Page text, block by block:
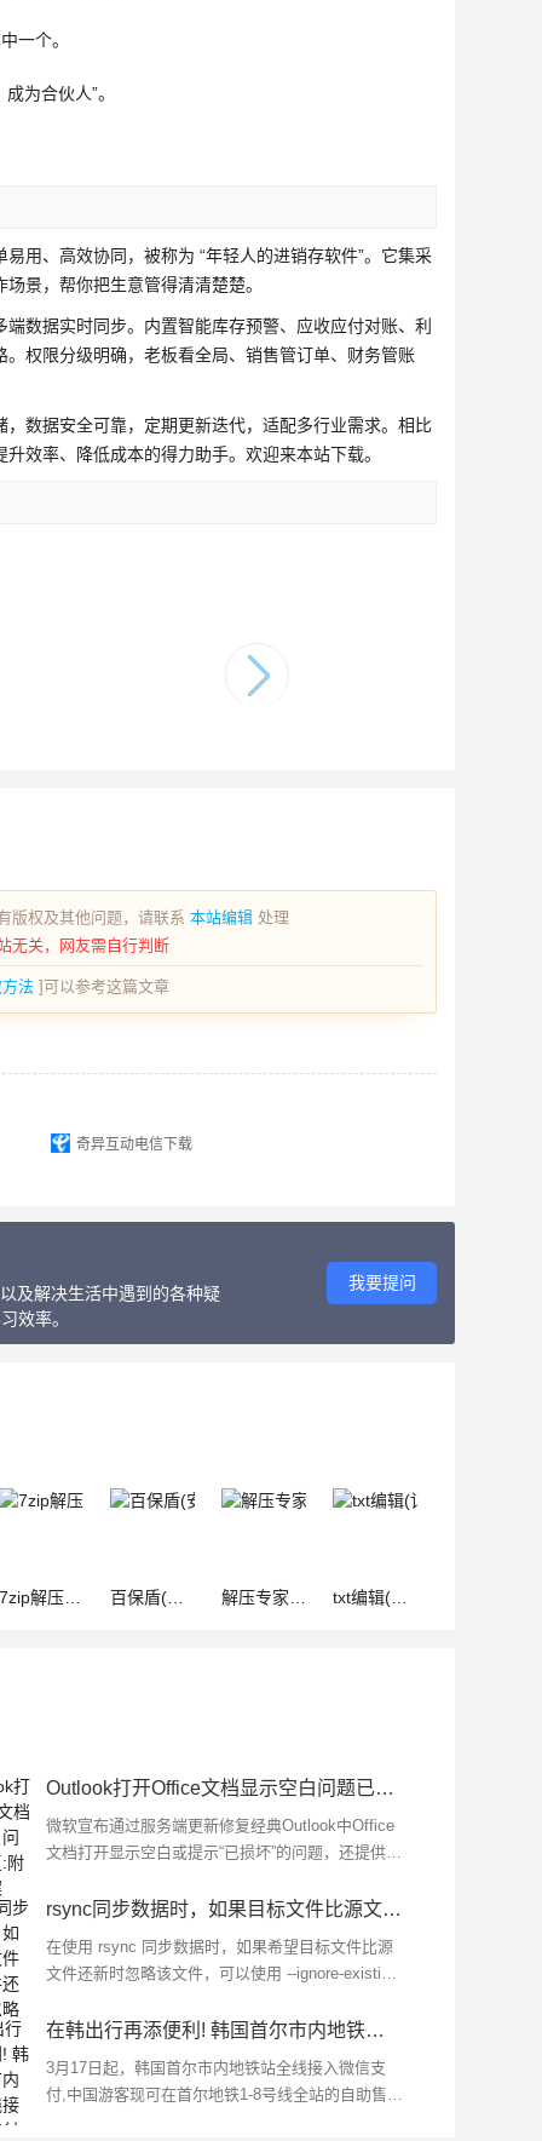
一个。
为合伙人”。
用、高效协同，被称为 “年轻人的进销存软件”。它集采
景，帮你把生意管得清清楚楚。
数据实时同步。内置智能库存预警、应收应付对账、利
权限分级明确，老板看全局、销售管订单、财务管账
数据安全可靠，定期更新迭代，适配多行业需求。相比
效率、降低成本的得力助手。欢迎来本站下载。
版权及其他问题，请联系 本站编辑 处理
无关，网友需自行判断
法 ]可以参考这篇文章
奇异互动电信下载
及解决生活中遇到的各种疑
效率。
我要提问
7zip解压缩(文件解压缩软件)官方最新版 v6.3.0 安卓版 百保盾(安保从业人员办公软件) v8.3.0 安卓手机版 解压专家(解压缩工具) v3.2.13 安卓版 txt编辑(记事本编辑器) v22.1 安卓版
Outlook打开Office文档显示空白问题已修复:附备用方案
微软宣布通过服务端更新修复经典Outlook中Office
文档打开显示空白或提示“已损坏”的问题，还提供了
避该错误...
rsync同步数据时，如果目标文件比源文件还新，则忽略该文件
在使用 rsync 同步数据时，如果希望目标文件比源
文件还新时忽略该文件，可以使用 --ignore-existing
件，即使源文件比目标...
在韩出行再添便利! 韩国首尔市内地铁全线接入微信支付
3月17日起，韩国首尔市内地铁站全线接入微信支
付,中国游客现可在首尔地铁1-8号线全站的自助售票